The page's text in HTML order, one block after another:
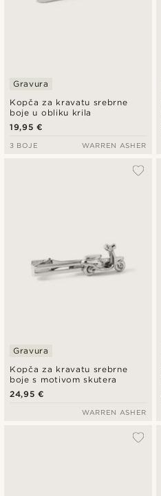
Kopča za kravatu srebrne
boje u obliku krila
Gravura
19,95 €
3 BOJE WARREN ASHER
Kopča za kravatu srebrne
boje s motivom skutera
Gravura
24,95 €
WARREN ASHER